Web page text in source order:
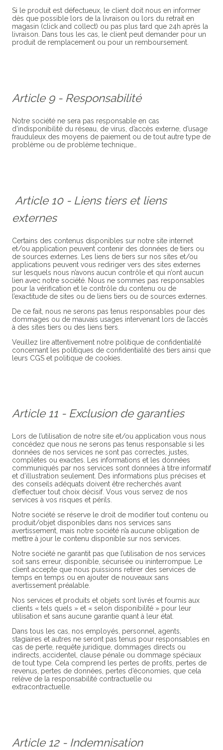
Si le produit est défectueux, le client doit nous en informer
dès que possible lors de la livraison ou lors du retrait en
magasin (click and collect) ou pas plus tard que 24h après la
livraison. Dans tous les cas, le client peut demander pour un
produit de remplacement ou pour un remboursement.
Article 9 - Responsabilité
Notre société ne sera pas responsable en cas
d’indisponibilité du réseau, de virus, d’accès externe, d’usage
frauduleux des moyens de paiement ou de tout autre type de
problème ou de problème technique…
Article 10 - Liens tiers et liens
externes
Certains des contenus disponibles sur notre site internet
et/ou application peuvent contenir des données de tiers ou
de sources externes. Les liens de tiers sur nos sites et/ou
applications peuvent vous rediriger vers des sites externes
sur lesquels nous n’avons aucun contrôle et qui n’ont aucun
lien avec notre société. Nous ne sommes pas responsables
pour la vérification et le contrôle du contenu ou de
l’exactitude de sites ou de liens tiers ou de sources externes.
De ce fait, nous ne serons pas tenus responsables pour des
dommages ou de mauvais usages intervenant lors de l’accès
à des sites tiers ou des liens tiers.
Veuillez lire attentivement notre politique de confidentialité
concernant les politiques de confidentialité des tiers ainsi que
leurs CGS et politique de cookies.
Article 11 - Exclusion de garanties
Lors de l’utilisation de notre site et/ou application vous nous
concédez que nous ne serons pas tenus responsable si les
données de nos services ne sont pas correctes, justes,
complètes ou exactes. Les informations et les données
communiqués par nos services sont données à titre informatif
et d’illustration seulement. Des informations plus précises et
des conseils adéquats doivent être recherchés avant
d’effectuer tout choix décisif. Vous vous servez de nos
services à vos risques et périls.
Notre société se réserve le droit de modifier tout contenu ou
produit/objet disponibles dans nos services sans
avertissement, mais notre société n’a aucune obligation de
mettre à jour le contenu disponible sur nos services.
Notre société ne garantit pas que l’utilisation de nos services
soit sans erreur, disponible, sécurisée ou ininterrompue. Le
client accepte que nous puissions retirer des services de
temps en temps ou en ajouter de nouveaux sans
avertissement préalable.
Nos services et produits et objets sont livrés et fournis aux
clients « tels quels » et « selon disponibilité » pour leur
utilisation et sans aucune garantie quant à leur état.
Dans tous les cas, nos employés, personnel, agents,
stagiaires et autres ne seront pas tenus pour responsables en
cas de perte, requête juridique, dommages directs ou
indirects, accidentel, clause pénale ou dommage spéciaux
de tout type. Cela comprend les pertes de profits, pertes de
revenus, pertes de données, pertes d’économies, que cela
relève de la responsabilité contractuelle ou
extracontractuelle.
Article 12 - Indemnisation